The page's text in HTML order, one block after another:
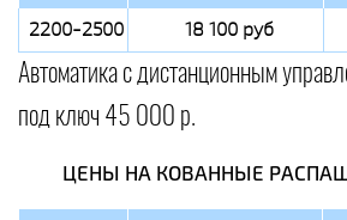
2200-2500 18 100 руб
Автоматика с дистанционным
под ключ 45 000 р.
ЦЕНЫ НА КОВАННЫЕ